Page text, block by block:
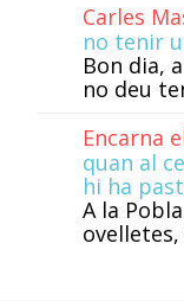
Carles
no tenir
Bon dia,
no deu
Encarna
quan al
hi ha
A la
ovelletes,